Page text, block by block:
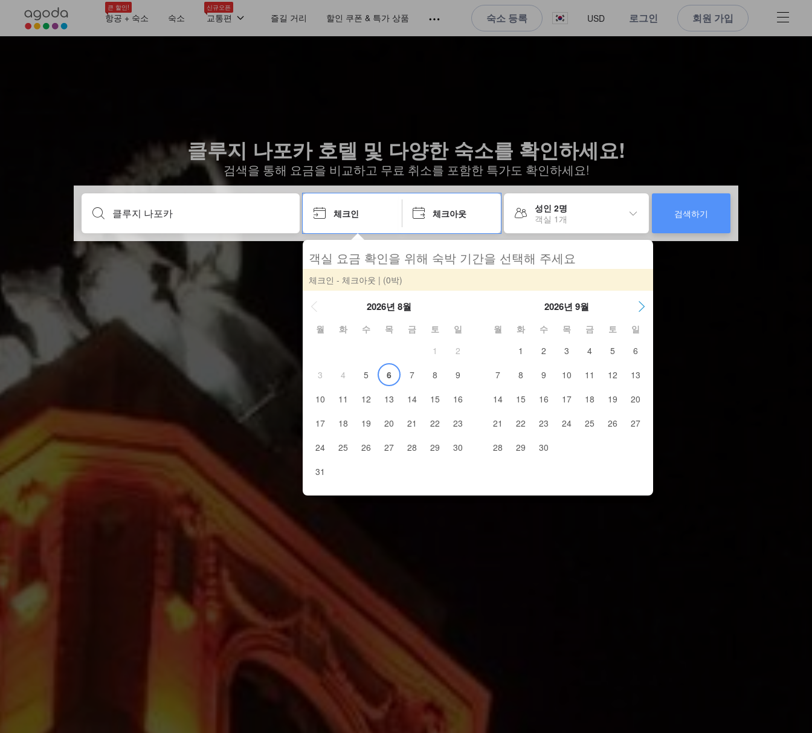
큰 할인!
항공 + 숙소 숙소
신규오픈
교통편 즐길 거리 할인 쿠폰 & 특가 상품 숙소 등록 USD 로그인 회원 가입
클루지 나포카 호텔 및 다양한 숙소를 확인하세요!
검색을 통해 요금을 비교하고 무료 취소를 포함한 특가도 확인하세요!
체크인 체크아웃
성인 2명
객실 1개
검색하기
객실 요금 확인을 위해 숙박 기간을 선택해 주세요
체크인 - 체크아웃 | (0박)
2026년 8월
월 화 수 목 금 토
일
1
2
3
4 5 6 7 8
9
10
11 12 13 14 15
16
17
18 19 20 21 22
23
24
25 26 27 28 29
30
31
2026년 9월
월 화 수 목 금 토
일
1
2 3 4 5
6
7
8 9 10 11 12
13
14
15 16 17 18 19
20
21
22 23 24 25 26
27
28
29 30